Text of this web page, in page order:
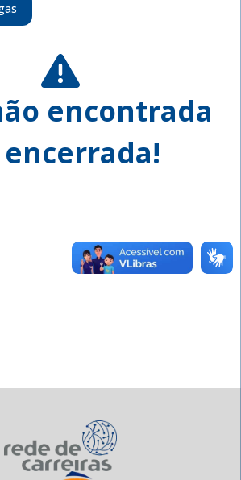
encontrada